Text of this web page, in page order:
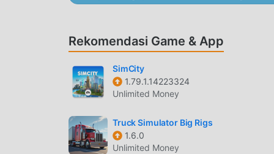
Mega Ramp Stunts Sebagai game terkenal
banyak penggemar di seluruh dunia. Tidak
perlu melalui tutorial pemula, sehingga Anda
kesenangan yang dibawa secara klasik
telah secara khusus membangun platform
berkomunikasi dan berbagi dengan semua
bergabunglah dengan moddroid dan nikmati
Rekomendasi Game & App
SimCity
1.79.1.14223324
Unlimited Money
Truck Simulator Big Rigs
1.6.0
Unlimited Money